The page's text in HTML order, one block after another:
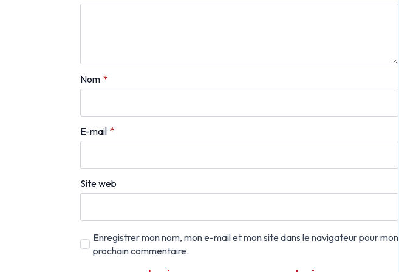
Nom *
E-mail *
Site web
Enregistrer mon nom, mon e-mail et mon site dans le navigateur pour mon
prochain commentaire.